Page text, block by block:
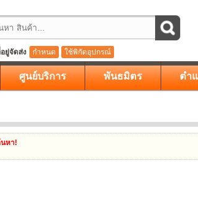
ยู่จัดส่ง
กำหนด ใช้พิกัดอุปกรณ์
ศูนย์บริการ พันธมิตร ตำ
หา!